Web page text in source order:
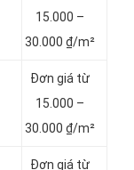
15.000 –
30.000 ₫/m²
Đơn giá từ
15.000 –
30.000 ₫/m²
Đơn giá từ